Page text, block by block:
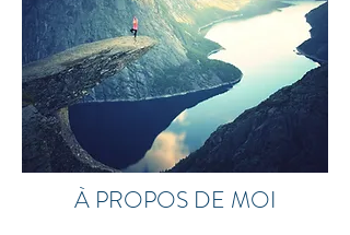
À PROPOS DE MOI